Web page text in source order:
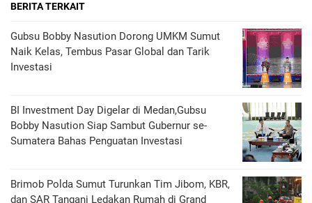
BERITA TERKAIT
Gubsu Bobby Nasution Dorong UMKM Sumut
Naik Kelas, Tembus Pasar Global dan Tarik
Investasi
BI Investment Day Digelar di Medan,Gubsu
Bobby Nasution Siap Sambut Gubernur se-
Sumatera Bahas Penguatan Investasi
Brimob Polda Sumut Turunkan Tim Jibom, KBR,
dan SAR Tangani Ledakan Rumah di Grand